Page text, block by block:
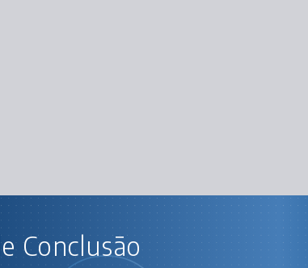
Conclusão
Dependências, Autoload e